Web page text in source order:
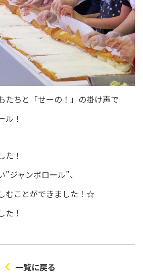
たちと「せーの！」の掛け声で
ル！
た！
ジャンボロール”、
むことができました！☆
た！
一覧に戻る